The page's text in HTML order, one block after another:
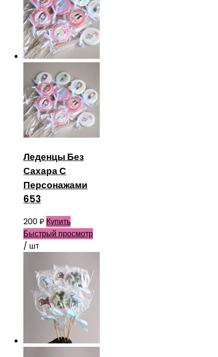
Леденцы Без
Сахара С
Персонажами
653
200₽ Купить
Быстрый просмотр
/ шт